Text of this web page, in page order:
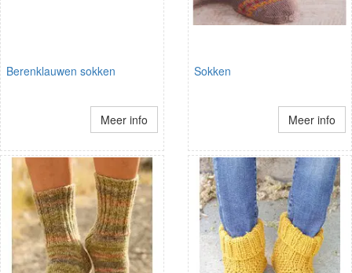
Berenklauwen sokken
Meer info
Sokken
Meer info